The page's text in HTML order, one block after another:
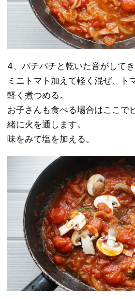
4、パチパチと乾いた音がして
ミニトマト加えて軽く混ぜ、ト
軽く煮つめる。
お子さんも食べる場合はここで
緒に火を通します。
味をみて塩を加える。